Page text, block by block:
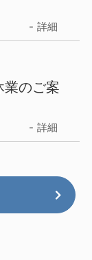
詳細
のご案
詳細